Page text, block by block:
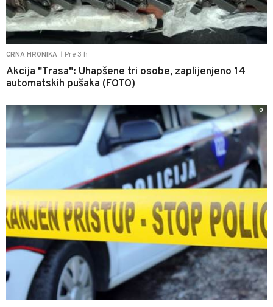
CRNA HRONIKA Pre 3 h
Akcija "Trasa": Uhapšene tri osobe, zaplijenjeno 14
automatskih pušaka (FOTO)
0